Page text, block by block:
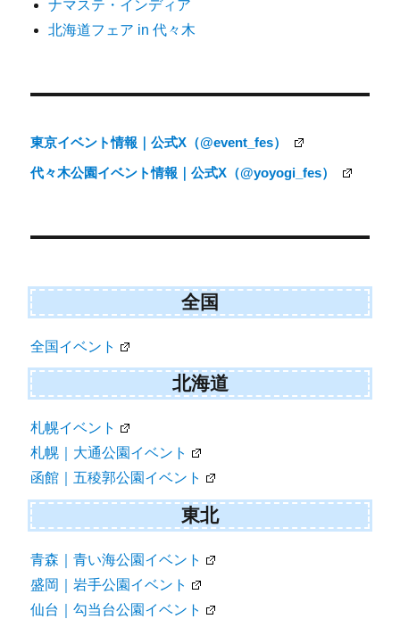
シ
ナマステ・インディア
北海道フェア in 代々木
東京イベント情報｜公式X（@event_fes）
代々木公園イベント情報｜公式X（@yoyogi_fes）
全国
全国イベント
北海道
札幌イベント
札幌｜大通公園イベント
函館｜五稜郭公園イベント
東北
青森｜青い海公園イベント
盛岡｜岩手公園イベント
仙台｜勾当台公園イベント